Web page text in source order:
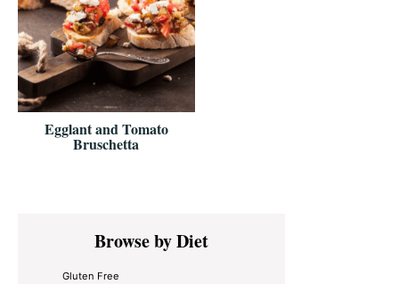
Egglant and Tomato
Bruschetta
Primary
SidebarBrowse by Diet
Gluten Free